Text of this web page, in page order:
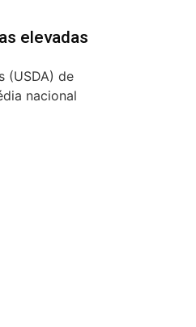
elevadas
(USDA) de
nacional